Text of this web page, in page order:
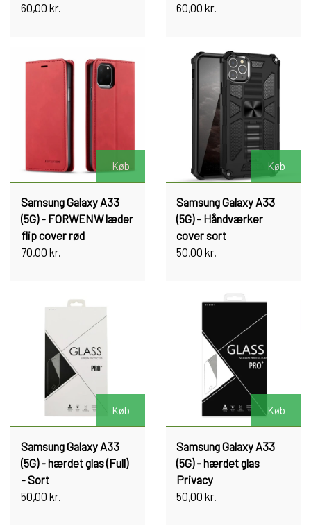
60,00 kr.
60,00 kr.
Køb
Samsung Galaxy A33
(5G) - FORWENW læder
flip cover rød
70,00 kr.
Køb
Samsung Galaxy A33
(5G) - Håndværker
cover sort
50,00 kr.
Køb
Samsung Galaxy A33
(5G) - hærdet glas (Full)
- Sort
50,00 kr.
Køb
Samsung Galaxy A33
(5G) - hærdet glas
Privacy
50,00 kr.